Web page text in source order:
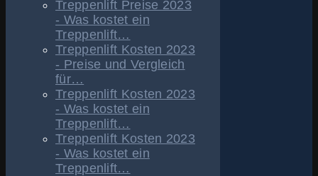
Treppenlift Preise 2023
- Was kostet ein
Treppenlift…
Treppenlift Kosten 2023
- Preise und Vergleich
für…
Treppenlift Kosten 2023
- Was kostet ein
Treppenlift…
Treppenlift Kosten 2023
- Was kostet ein
Treppenlift…